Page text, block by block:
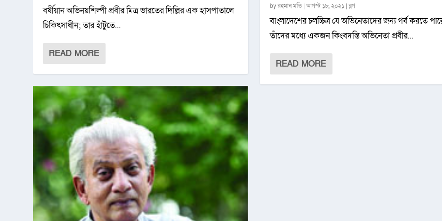
বর্ষীয়ান অভিনয়শিল্পী প্রবীর মিত্র ভারতের দিল্লির এক হাসপাতালে
চিকিৎসাধীন; তার হাঁটুতে...
READ MORE
byরহমান মতি|আগস্ট ১৮, ২০২১|ব্লগ
বাংলাদেশের চলচ্চিত্র যে অভিনেতাদের জন্য গর্ব করতে
তাঁদের মধ্যে একজন কিংবদন্তি অভিনেতা প্রবীর...
READ MORE